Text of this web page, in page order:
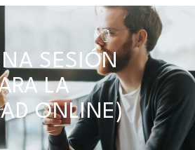
SESIÓN
LA
ONLINE)